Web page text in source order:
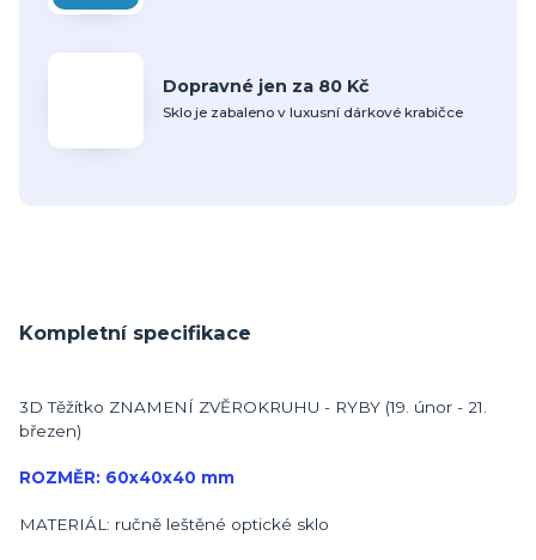
Dopravné jen za 80 Kč
Sklo je zabaleno v luxusní dárkové krabičce
Kompletní specifikace
3D Těžítko ZNAMENÍ ZVĚROKRUHU - RYBY (19. únor - 21.
březen)
ROZMĚR: 60x40x40 mm
MATERIÁL: ručně leštěné optické sklo